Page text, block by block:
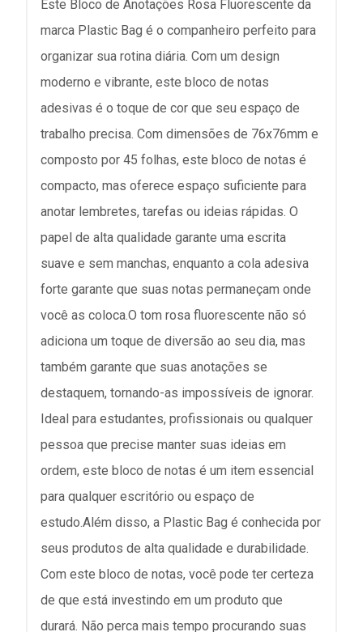
Este Bloco de Anotações Rosa Fluorescente da
marca Plastic Bag é o companheiro perfeito para
organizar sua rotina diária. Com um design
moderno e vibrante, este bloco de notas
adesivas é o toque de cor que seu espaço de
trabalho precisa. Com dimensões de 76x76mm e
composto por 45 folhas, este bloco de notas é
compacto, mas oferece espaço suficiente para
anotar lembretes, tarefas ou ideias rápidas. O
papel de alta qualidade garante uma escrita
suave e sem manchas, enquanto a cola adesiva
forte garante que suas notas permaneçam onde
você as coloca.O tom rosa fluorescente não só
adiciona um toque de diversão ao seu dia, mas
também garante que suas anotações se
destaquem, tornando-as impossíveis de ignorar.
Ideal para estudantes, profissionais ou qualquer
pessoa que precise manter suas ideias em
ordem, este bloco de notas é um item essencial
para qualquer escritório ou espaço de
estudo.Além disso, a Plastic Bag é conhecida por
seus produtos de alta qualidade e durabilidade.
Com este bloco de notas, você pode ter certeza
de que está investindo em um produto que
durará. Não perca mais tempo procurando suas